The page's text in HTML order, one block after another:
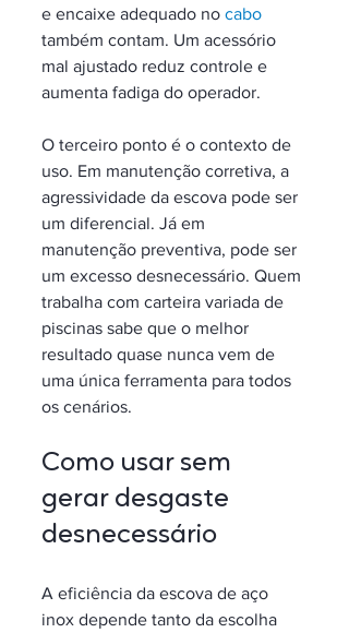
e encaixe adequado no cabo
também contam. Um acessório
mal ajustado reduz controle e
aumenta fadiga do operador.
O terceiro ponto é o contexto de
uso. Em manutenção corretiva, a
agressividade da escova pode ser
um diferencial. Já em
manutenção preventiva, pode ser
um excesso desnecessário. Quem
trabalha com carteira variada de
piscinas sabe que o melhor
resultado quase nunca vem de
uma única ferramenta para todos
os cenários.
Como usar sem
gerar desgaste
desnecessário
A eficiência da escova de aço
inox depende tanto da escolha